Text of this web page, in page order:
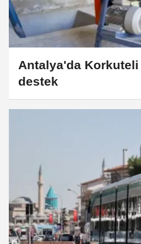
Antalya'da
destek